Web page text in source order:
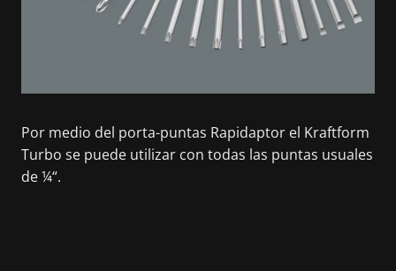
Por medio del porta-puntas Rapidaptor el Kraftform
Turbo se puede utilizar con todas las puntas usuales
de ¼“.